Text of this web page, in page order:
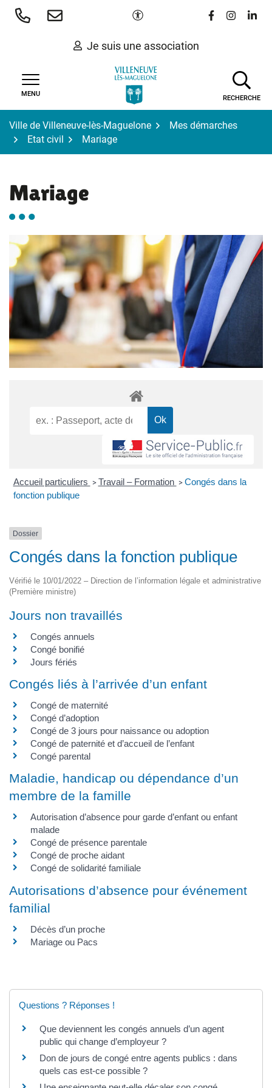
Aller
Paramètres d'accessibilité
Lien vers le
Lien vers
Lien
Je suis une association
MENU
RECHERCHE
Ville de Villeneuve-lès-Maguelone
Mes démarches
Etat civil
Mariage
Mariage
Accueil particuliers > Travail – Formation > Congés dans la
fonction publique
Dossier
Congés dans la fonction publique
Vérifié le 10/01/2022 – Direction de l’information légale et administrative
(Première ministre)
Jours non travaillés
Congés annuels
Congé bonifié
Jours fériés
Congés liés à l’arrivée d’un enfant
Congé de maternité
Congé d’adoption
Congé de 3 jours pour naissance ou adoption
Congé de paternité et d’accueil de l’enfant
Congé parental
Maladie, handicap ou dépendance d’un
membre de la famille
Autorisation d’absence pour garde d’enfant ou enfant
malade
Congé de présence parentale
Congé de proche aidant
Congé de solidarité familiale
Autorisations d’absence pour événement
familial
Décès d’un proche
Mariage ou Pacs
Questions ? Réponses !
Que deviennent les congés annuels d’un agent
public qui change d’employeur ?
Don de jours de congé entre agents publics : dans
quels cas est-ce possible ?